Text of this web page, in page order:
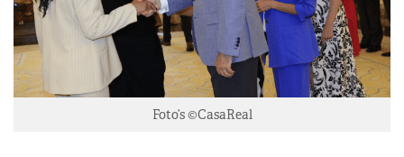
Foto’s ©CasaReal